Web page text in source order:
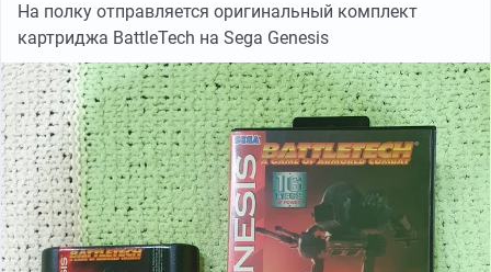
На полку отправляется оригинальный комплект
картриджа BattleTech на Sega Genesis